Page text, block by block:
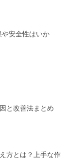
安全性はいか
と改善法まとめ
方とは？上手な作